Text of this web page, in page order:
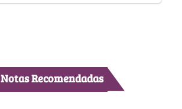
Notas Recomendadas